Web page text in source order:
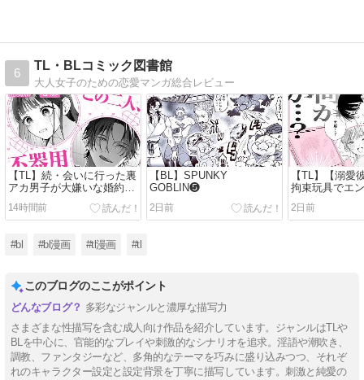
6
TL・BLコミック図書館
大人女子のための恋愛マンガ総合レビュー
【TL】続・会いに行った裏
アカ男子が大嫌いな婚約者
で詰んだ。
14時間前
【BL】SPUNKY
GOBLIN❺
2日前
【TL】【溺愛
拘束玩具でエ
吹】助けて！
ん！！ ~一人
2日前
#bl #bl漫画 #tl漫画 #tl
このブログのここがポイント
多彩なジャンルと濃厚な描写力
さまざまな性描写を含む成人向け作品を紹介しています。ジャンルはTLや
BLを中心に、官能的なプレイや刺激的なシナリオを追求。淫語や潮吹き、
調教、ファンタジーなど、多角的なテーマを巧みに盛り込みつつ、それぞ
れのキャラクター設定と設定背景を丁寧に描写しています。刺激と純愛の